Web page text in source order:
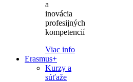
a
inovácia
profesijných
kompetencií
Viac info
Erasmus+
Kurzy a
súťaže